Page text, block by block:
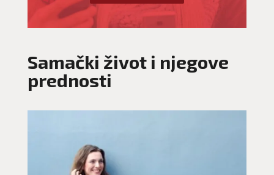
Samački život i njegove
prednosti